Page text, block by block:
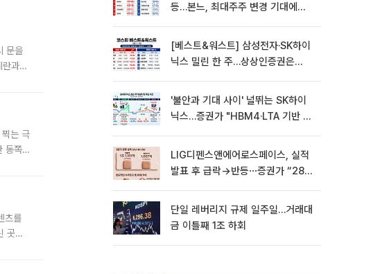
문을
란과
는 극
동쪽
츠를
곳은
등…본느, 최대주주 변경 기대에
[베스트&워스트] 삼성전자·SK하이
닉스 밀린 한 주…상상인증권은
'불안과 기대 사이' 널뛰는 SK하이
닉스…증권가 "HBM4·LTA 기반 펀
LIG디펜스앤에어로스페이스, 실적
발표 후 급락→반등⋯증권가 “28년
단일 레버리지 규제 일주일…거래대
금 이틀째 1조 하회